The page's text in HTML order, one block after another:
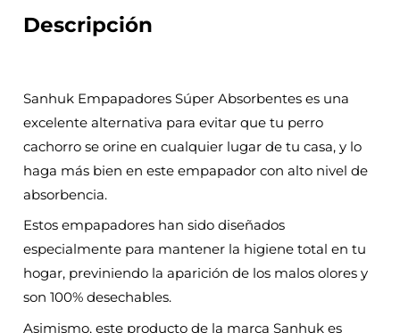
Descripción
Sanhuk Empapadores Súper Absorbentes es una
excelente alternativa para evitar que tu perro
cachorro se orine en cualquier lugar de tu casa, y lo
haga más bien en este empapador con alto nivel de
absorbencia.
Estos empapadores han sido diseñados
especialmente para mantener la higiene total en tu
hogar, previniendo la aparición de los malos olores y
son 100% desechables.
Asimismo, este producto de la marca Sanhuk es